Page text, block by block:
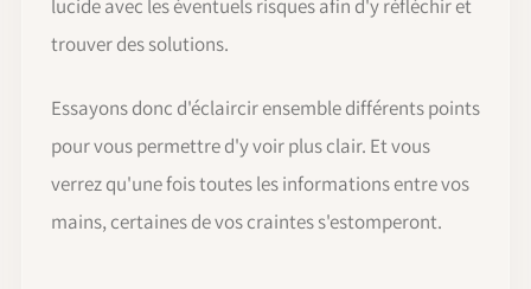
lucide avec les éventuels risques afin d'y réfléchir et
trouver des solutions.
Essayons donc d'éclaircir ensemble différents points
pour vous permettre d'y voir plus clair. Et vous
verrez qu'une fois toutes les informations entre vos
mains, certaines de vos craintes s'estomperont.